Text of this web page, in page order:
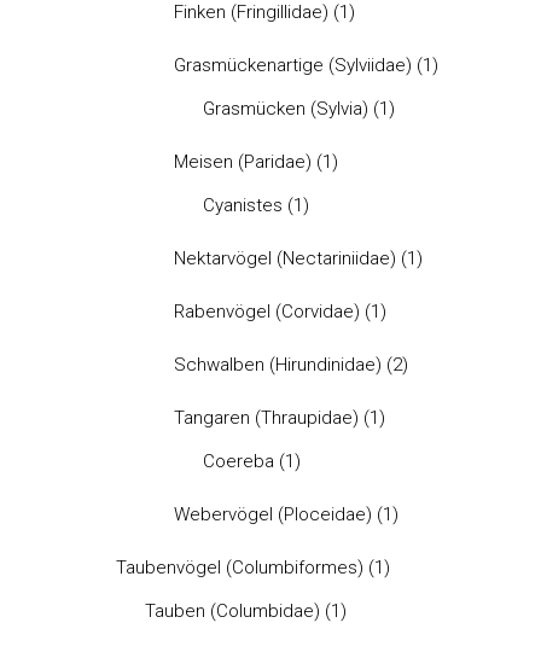
Finken (Fringillidae) (1)
Grasmückenartige (Sylviidae) (1)
Grasmücken (Sylvia) (1)
Meisen (Paridae) (1)
Cyanistes (1)
Nektarvögel (Nectariniidae) (1)
Rabenvögel (Corvidae) (1)
Schwalben (Hirundinidae) (2)
Tangaren (Thraupidae) (1)
Coereba (1)
Webervögel (Ploceidae) (1)
Taubenvögel (Columbiformes) (1)
Tauben (Columbidae) (1)